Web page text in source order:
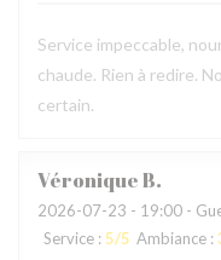
Service impeccable,
chaude. Rien à redire.
certain.
VéroniqueB
2026-07-23 - 19:00 -
Service : 5/5 Ambiance :